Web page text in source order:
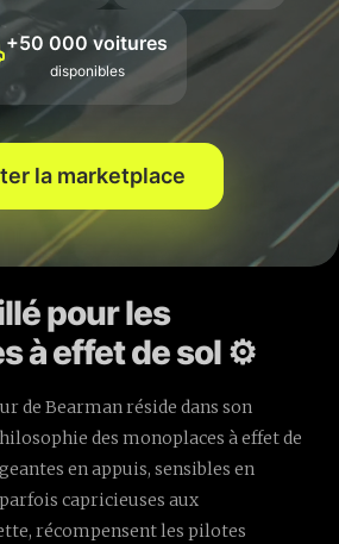
fin de la saison et l’amplifie l’an
changera vite. Les dirigeants, les
ne voient pas seulement des
lisent une histoire : celle d’un
qui corrige ses points faibles et
forces. C’est exactement le récit que
ambitionne de porter le cheval
pour les
à effet de sol ⚙️
de Bearman réside dans son
des monoplaces à effet de
en appuis, sensibles en
capricieuses aux
récompensent les pilotes
+50 000 voitures
disponibles
la marketplace